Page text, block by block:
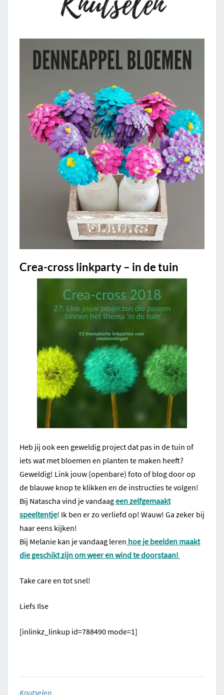
Crea-cross linkparty – in de tuin
Heb jij ook een geweldig project dat pas in de tuin of
iets wat met bloemen en planten te maken heeft?
Geweldig! Link jouw (openbare) foto of blog door op
de blauwe knop te klikken en de instructies te volgen!
Bij Natascha vind je vandaageen zelfgemaakt
speeltentje! Ik ben er zo verliefd op! Wauw! Ga zeker bij
haar eens kijken!
Bij Melanie kan je vandaag leren hoe je beelden maakt
die geschikt zijn om weer en wind te doorstaan!
Take care en tot snel!
Liefs Ilse
[inlinkz_linkup id=788490 mode=1]
Knutselen